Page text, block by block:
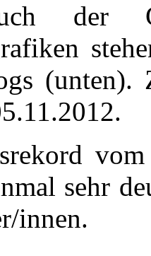
der
(unten).
sehr
innen.